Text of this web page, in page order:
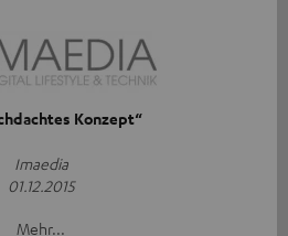
Konzept“
Imaedia
01.12.2015
Mehr...